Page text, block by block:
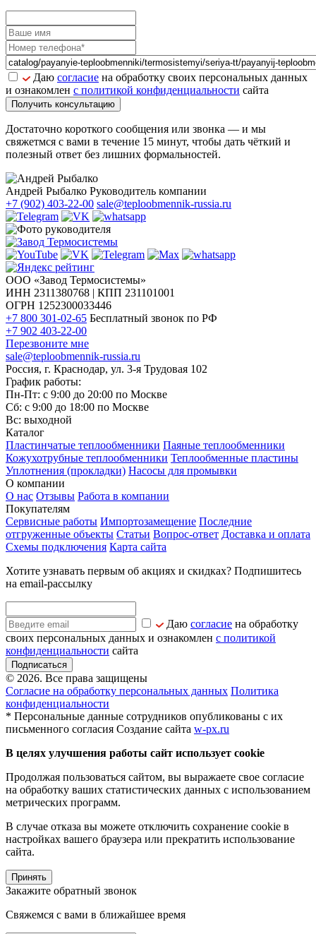
Даю согласие на обработку своих персональных данных
и ознакомлен с политикой конфиденциальности сайта
Получить консультацию
Достаточно короткого сообщения или звонка — и мы
свяжетмся с вами в течение 15 минут, чтобы дать чёткий и
полезный ответ без лишних формальностей.
Андрей Рыбалко Руководитель компании
+7 (902) 403-22-00 sale@teploobmennik-russia.ru
ООО «Завод Термосистемы»
ИНН 2311380768 | КПП 231101001
ОГРН 1252300033446
+7 800 301-02-65 Бесплатный звонок по РФ
+7 902 403-22-00
Перезвоните мне
sale@teploobmennik-russia.ru
Россия, г. Краснодар, ул. 3-я Трудовая 102
График работы:
Пн-Пт: с 9:00 до 20:00 по Москве
Сб: с 9:00 до 18:00 по Москве
Вс: выходной
Каталог
Пластинчатые теплообменники Паяные теплообменники
Кожухотрубные теплообменники Теплообменные пластины
Уплотнения (прокладки) Насосы для промывки
О компании
О нас Отзывы Работа в компании
Покупателям
Сервисные работы Импортозамещение Последние
отгруженные объекты Статьи Вопрос-ответ Доставка и оплата
Схемы подключения Карта сайта
Хотите узнавать первым об акциях и скидках? Подпишитесь
на email-рассылку
Даю согласие на обработку
своих персональных данных и ознакомлен с политикой
конфиденциальности сайта
Подписаться
© 2026. Все права защищены
Согласие на обработку персональных данных Политика
конфиденциальности
* Персональные данные сотрудников опубликованы с их
письменного согласия Создание сайта w-px.ru
В целях улучшения работы сайт использует cookie
Продолжая пользоваться сайтом, вы выражаете свое согласие
на обработку ваших статистических данных с использованием
метрических программ.
В случае отказа вы можете отключить сохранение cookie в
настройках вашего браузера или прекратить использование
сайта.
Принять
Закажите обратный звонок
Свяжемся с вами в ближайшее время